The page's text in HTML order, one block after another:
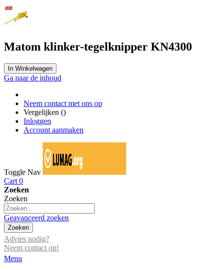
Matom klinker-tegelknipper KN4300
In Winkelwagen
Ga naar de inhoud
Neem contact met ons op
Vergelijken ()
Inloggen
Account aanmaken
Toggle Nav
Cart 0
Zoeken
Zoeken
Geavanceerd zoeken
Zoeken
Advies nodig?
Neem contact op!
Menu